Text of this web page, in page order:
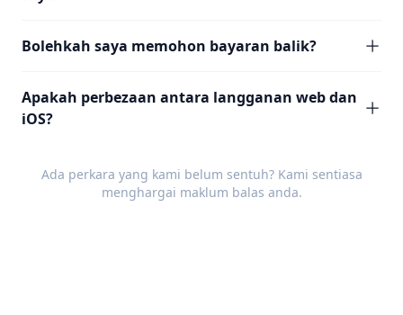
Bolehkah saya memohon bayaran balik?
Apakah perbezaan antara langganan web dan
iOS?
Ada perkara yang kami belum sentuh? Kami sentiasa
menghargai maklum balas anda.